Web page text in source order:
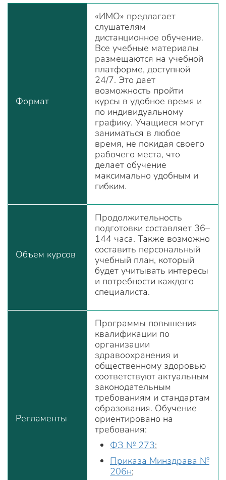
Формат
«ИМО» предлагает
слушателям
дистанционное обучение.
Все учебные материалы
размещаются на учебной
платформе, доступной
24/7. Это дает
возможность пройти
курсы в удобное время и
по индивидуальному
графику. Учащиеся могут
заниматься в любое
время, не покидая своего
рабочего места, что
делает обучение
максимально удобным и
гибким.
Объем курсов
Продолжительность
подготовки составляет 36–
144 часа. Также возможно
составить персональный
учебный план, который
будет учитывать интересы
и потребности каждого
специалиста.
Регламенты
Программы повышения
квалификации по
организации
здравоохранения и
общественному здоровью
соответствуют актуальным
законодательным
требованиям и стандартам
образования. Обучение
ориентировано на
требования:
ФЗ № 273;
Приказа Минздрава №
206н;